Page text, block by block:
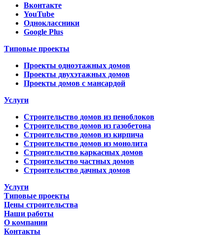
Вконтакте
YouTube
Одноклассники
Google Plus
Типовые проекты
Проекты одноэтажных домов
Проекты двухэтажных домов
Проекты домов с мансардой
Услуги
Строительство домов из пеноблоков
Строительство домов из газобетона
Строительство домов из кирпича
Строительство домов из монолита
Строительство каркасных домов
Строительство частных домов
Строительство дачных домов
Услуги
Типовые проекты
Цены строительства
Наши работы
О компании
Контакты